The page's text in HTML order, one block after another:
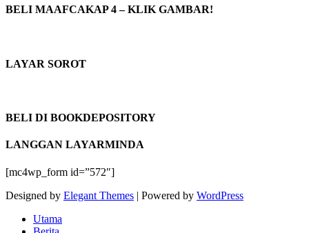
BELI MAAFCAKAP 4 – KLIK GAMBAR!
LAYAR SOROT
BELI DI BOOKDEPOSITORY
LANGGAN LAYARMINDA
[mc4wp_form id=”572″]
Designed by Elegant Themes | Powered by WordPress
Utama